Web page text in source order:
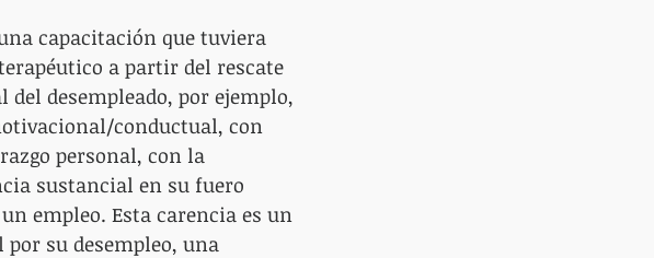
capacitación que tuviera
a partir del rescate
desempleado, por ejemplo,
conductual, con
personal, con la
sustancial en su fuero
empleo. Esta carencia es un
su desempleo, una